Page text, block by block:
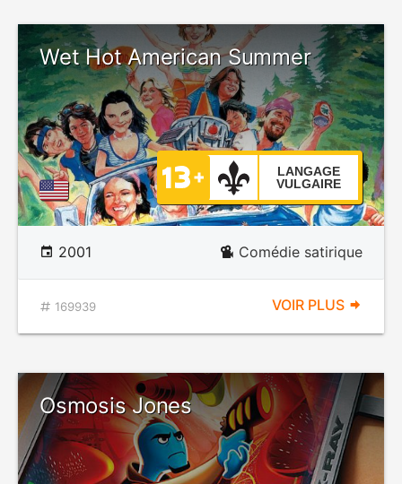
Wet Hot American Summer
LANGAGE
VULGAIRE
2001 Comédie satirique
169939 VOIR PLUS
Osmosis Jones